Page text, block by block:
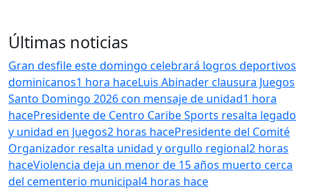
Últimas noticias
Gran desfile este domingo celebrará logros deportivos
dominicanos1 hora haceLuis Abinader clausura Juegos
Santo Domingo 2026 con mensaje de unidad1 hora
hacePresidente de Centro Caribe Sports resalta legado
y unidad en Juegos2 horas hacePresidente del Comité
Organizador resalta unidad y orgullo regional2 horas
haceViolencia deja un menor de 15 años muerto cerca
del cementerio municipal4 horas hace